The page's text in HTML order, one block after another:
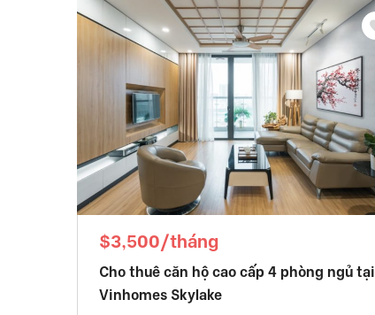
$3,500/tháng
Cho thuê căn hộ cao cấp 4 phòng ngủ tại
Vinhomes Skylake